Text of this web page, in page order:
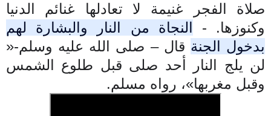
صلاة الفجر غنيمة لا تعادلها غنائم الدنيا
وكنوزها. -
النجاة من النار والبشارة لهم
بدخول الجنة قال – صلى الله عليه وسلم-«
لن يلج النار أحد صلى قبل طلوع الشمس
وقبل مغربها»، رواه مسلم.